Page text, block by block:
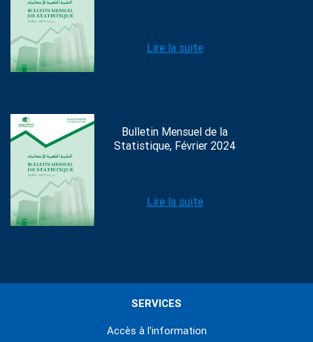
Lire la suite
Bulletin Mensuel de la
Statistique, Février 2024
Lire la suite
SERVICES
Accès à l'information